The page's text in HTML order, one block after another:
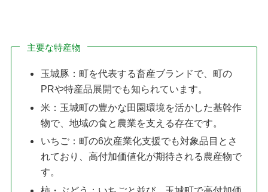
主要な特産物
玉城豚：町を代表する畜産ブランドで、町の
PRや特産品展開でも知られています。
米：玉城町の豊かな田園環境を活かした基幹作
物で、地域の食と農業を支える存在です。
いちご：町の6次産業化支援でも対象品目とさ
れており、高付加価値化が期待される農産物で
す。